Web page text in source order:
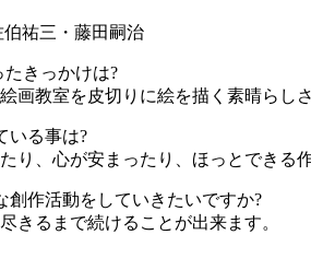
祐三・藤田嗣治
きっかけは?
画教室を皮切りに絵を描く素晴らし
いる事は?
り、心が安まったり、ほっとできる
創作活動をしていきたいですか?
きるまで続けることが出来ます。